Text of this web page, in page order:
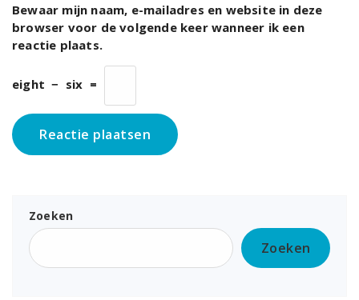
Bewaar mijn naam, e-mailadres en website in deze
browser voor de volgende keer wanneer ik een
reactie plaats.
eight − six =
Zoeken
Zoeken